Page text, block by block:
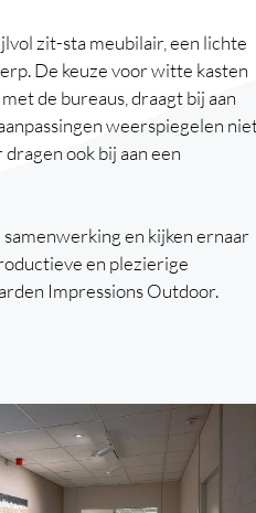
zit-sta meubilair, een lichte
De keuze voor witte kasten
de bureaus, draagt bij aan
weerspiegelen
ook bij aan een
en kijken ernaar
en plezierige
Impressions Outdoor.